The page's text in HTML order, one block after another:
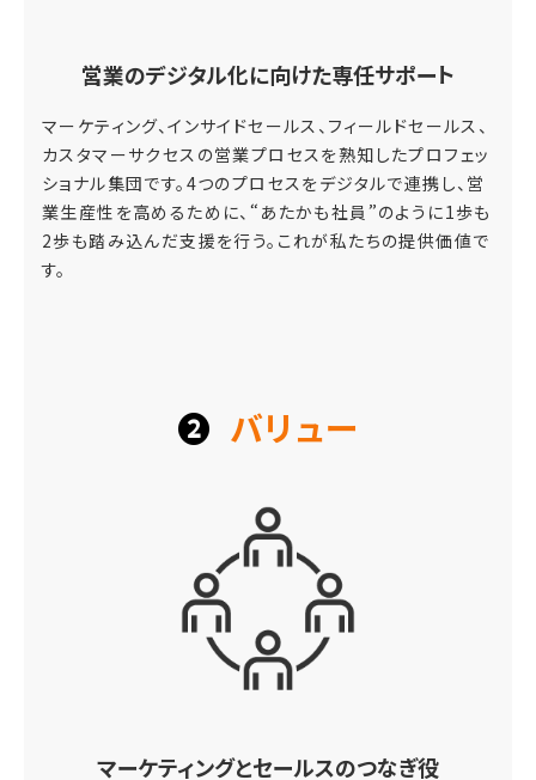
営業のデジタル化に向けた専任サポート
マーケティング、インサイドセールス、フィールドセールス、
カスタマーサクセスの営業プロセスを熟知したプロフェッ
ショナル集団です。4つのプロセスをデジタルで連携し、営
業生産性を高めるために、“あたかも社員”のように1歩も
2歩も踏み込んだ支援を行う。これが私たちの提供価値で
す。
❷ バリュー
マーケティングとセールスのつなぎ役